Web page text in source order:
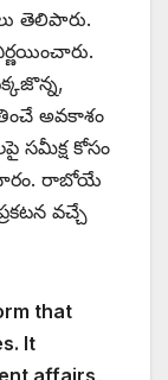
తెలిపారు.
అవకాశం
సమీక్ష కోసం
రాబోయే
వచ్చే
that
It
affairs,